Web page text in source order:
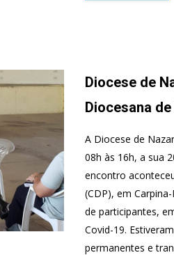
Diocese de
Diocesana
A Diocese de
08h às 16h, a sua
encontro
(CDP), em
de participantes,
Covid-19.
permanentes e